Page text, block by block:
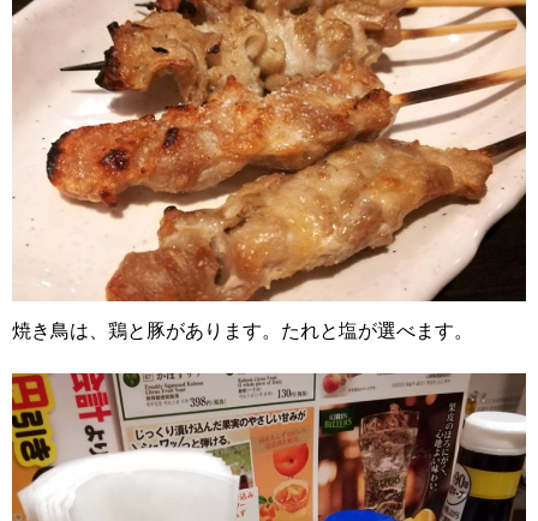
焼き鳥は、鶏と豚があります。たれと塩が選べます。